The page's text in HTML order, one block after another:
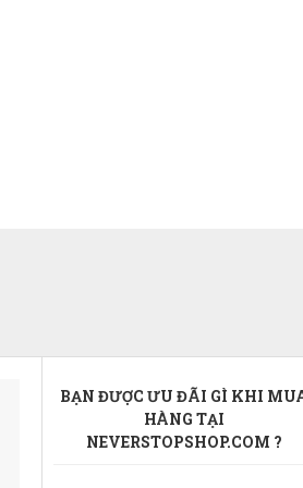
BẠN ĐƯỢC ƯU ĐÃI GÌ KHI
HÀNG TẠI
NEVERSTOPSHOP.COM ?